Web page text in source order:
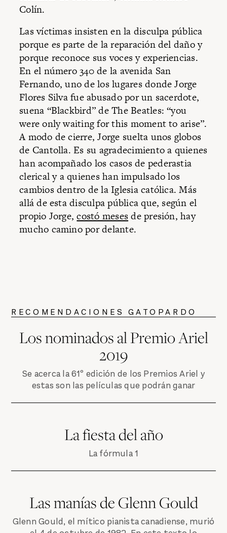
Colín.
Las víctimas insisten en la disculpa pública
porque es parte de la reparación del daño y
porque reconoce sus voces y experiencias.
En el número 340 de la avenida San
Fernando, uno de los lugares donde Jorge
Flores Silva fue abusado por un sacerdote,
suena “Blackbird” de The Beatles: “you
were only waiting for this moment to arise”.
A modo de cierre, Jorge suelta unos globos
de Cantolla. Es su agradecimiento a quienes
han acompañado los casos de pederastia
clerical y a quienes han impulsado los
cambios dentro de la Iglesia católica. Más
allá de esta disculpa pública que, según el
propio Jorge,costó mesesde presión, hay
mucho camino por delante.
RECOMENDACIONES GATOPARDO
Los nominados al Premio Ariel
2019
Se acerca la 61º edición de los Premios Ariel y
estas son las películas que podrán ganar
La fiesta del año
La fórmula 1
Las manías de Glenn Gould
Glenn Gould, el mítico pianista canadiense, murió